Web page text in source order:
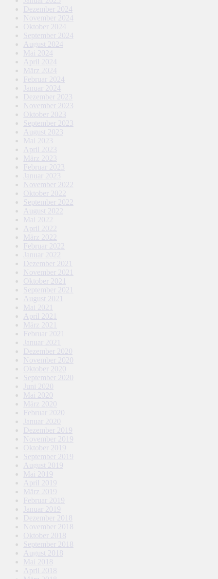
Dezember 2024
November 2024
Oktober 2024
September 2024
August 2024
Mai 2024
April 2024
März 2024
Februar 2024
Januar 2024
Dezember 2023
November 2023
Oktober 2023
September 2023
August 2023
Mai 2023
April 2023
März 2023
Februar 2023
Januar 2023
November 2022
Oktober 2022
September 2022
August 2022
Mai 2022
April 2022
März 2022
Februar 2022
Januar 2022
Dezember 2021
November 2021
Oktober 2021
September 2021
August 2021
Mai 2021
April 2021
März 2021
Februar 2021
Januar 2021
Dezember 2020
November 2020
Oktober 2020
September 2020
Juni 2020
Mai 2020
März 2020
Februar 2020
Januar 2020
Dezember 2019
November 2019
Oktober 2019
September 2019
August 2019
Mai 2019
April 2019
März 2019
Februar 2019
Januar 2019
Dezember 2018
November 2018
Oktober 2018
September 2018
August 2018
Mai 2018
April 2018